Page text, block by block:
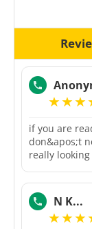
if you are
don&apos;t
really
N K...